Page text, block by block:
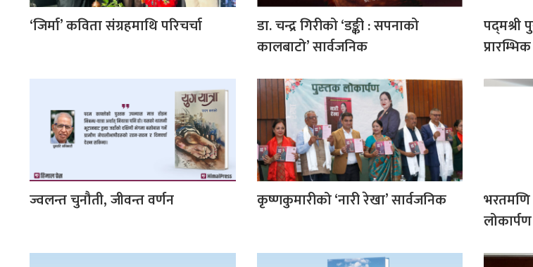
‘जिर्मा’ कविता संग्रहमाथि परिचर्चा
डा. चन्द्र गिरीको ‘डङ्की : सपनाको
कालबाटो’ सार्वजनिक
पद्‌मश्री
ज्वलन्त चुनौती, जीवन्त वर्णन कृष्णकुमारीको ‘नारी रेखा’ सार्वजनिक
भरतमणि
लोकार्पण